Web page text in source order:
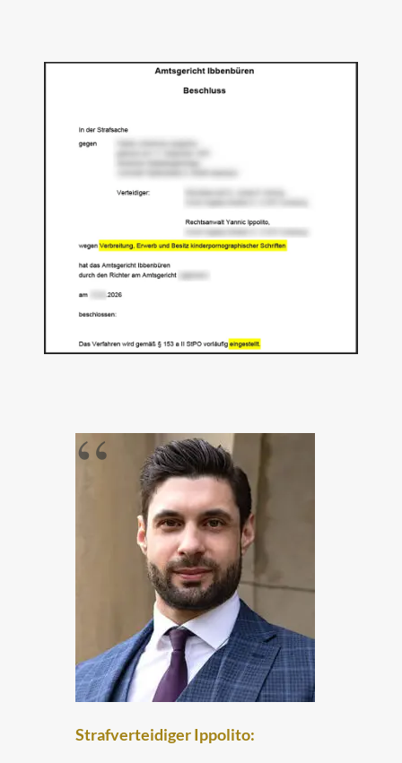
Strafverteidiger Ippolito: